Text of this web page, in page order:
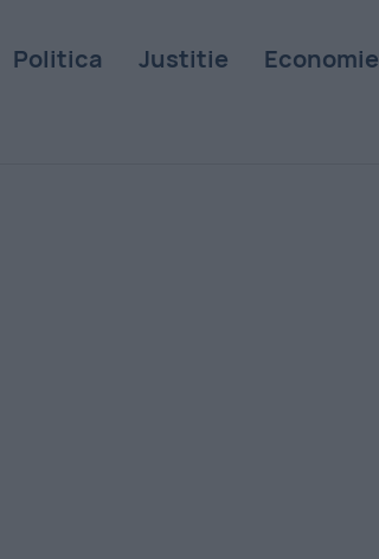
Politica Justitie Economie